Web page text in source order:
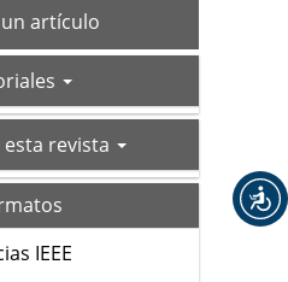
artículo
revista
IEEE